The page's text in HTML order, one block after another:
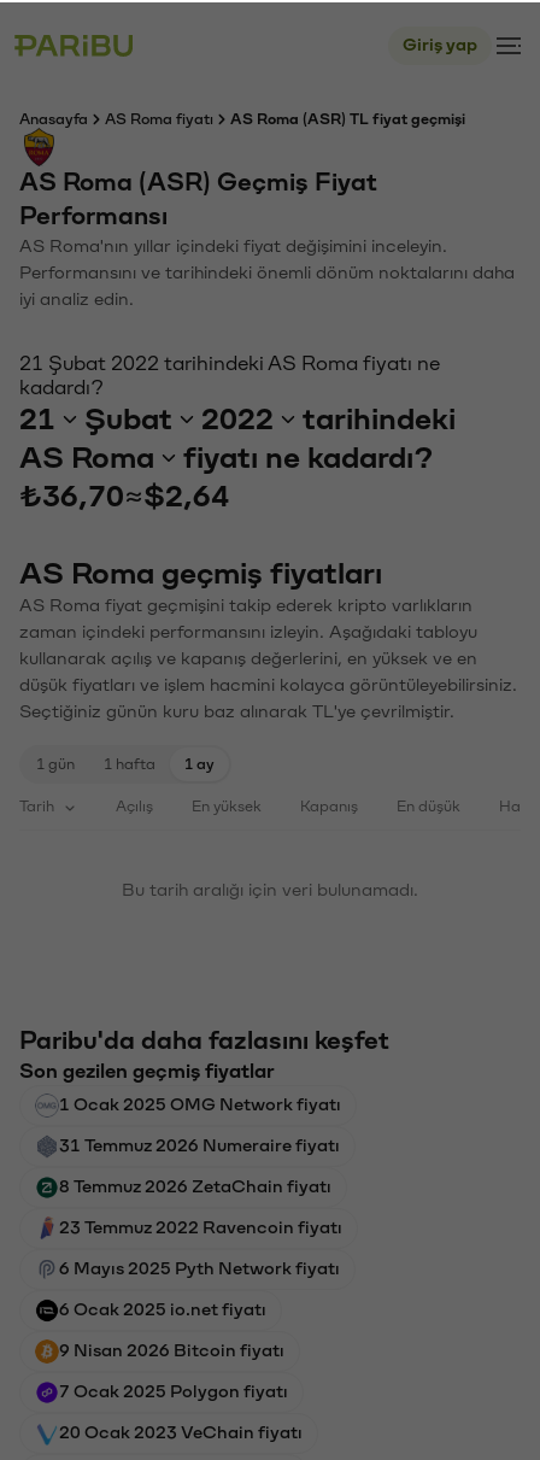
Giriş yap
Anasayfa AS Roma fiyatı AS Roma (ASR) TL fiyat geçmişi
AS Roma (ASR) Geçmiş Fiyat
Performansı
AS Roma'nın yıllar içindeki fiyat değişimini inceleyin.
Performansını ve tarihindeki önemli dönüm noktalarını daha
iyi analiz edin.
21 Şubat 2022 tarihindeki AS Roma fiyatı ne
kadardı?
21 Şubat 2022
tarihindeki
AS Roma
fiyatı ne kadardı?
₺36,70≈$2,64
AS Roma geçmiş fiyatları
AS Roma fiyat geçmişini takip ederek kripto varlıkların
zaman içindeki performansını izleyin. Aşağıdaki tabloyu
kullanarak açılış ve kapanış değerlerini, en yüksek ve en
düşük fiyatları ve işlem hacmini kolayca görüntüleyebilirsiniz.
Seçtiğiniz günün kuru baz alınarak TL'ye çevrilmiştir.
1 gün 1 hafta 1 ay
Tarih Açılış En yüksek Kapanış En düşük
Bu tarih aralığı için veri bulunamadı.
Paribu'da daha fazlasını keşfet
Son gezilen geçmiş fiyatlar
1 Ocak 2025 OMG Network fiyatı
31 Temmuz 2026 Numeraire fiyatı
8 Temmuz 2026 ZetaChain fiyatı
23 Temmuz 2022 Ravencoin fiyatı
6 Mayıs 2025 Pyth Network fiyatı
6 Ocak 2025 io.net fiyatı
9 Nisan 2026 Bitcoin fiyatı
7 Ocak 2025 Polygon fiyatı
20 Ocak 2023 VeChain fiyatı